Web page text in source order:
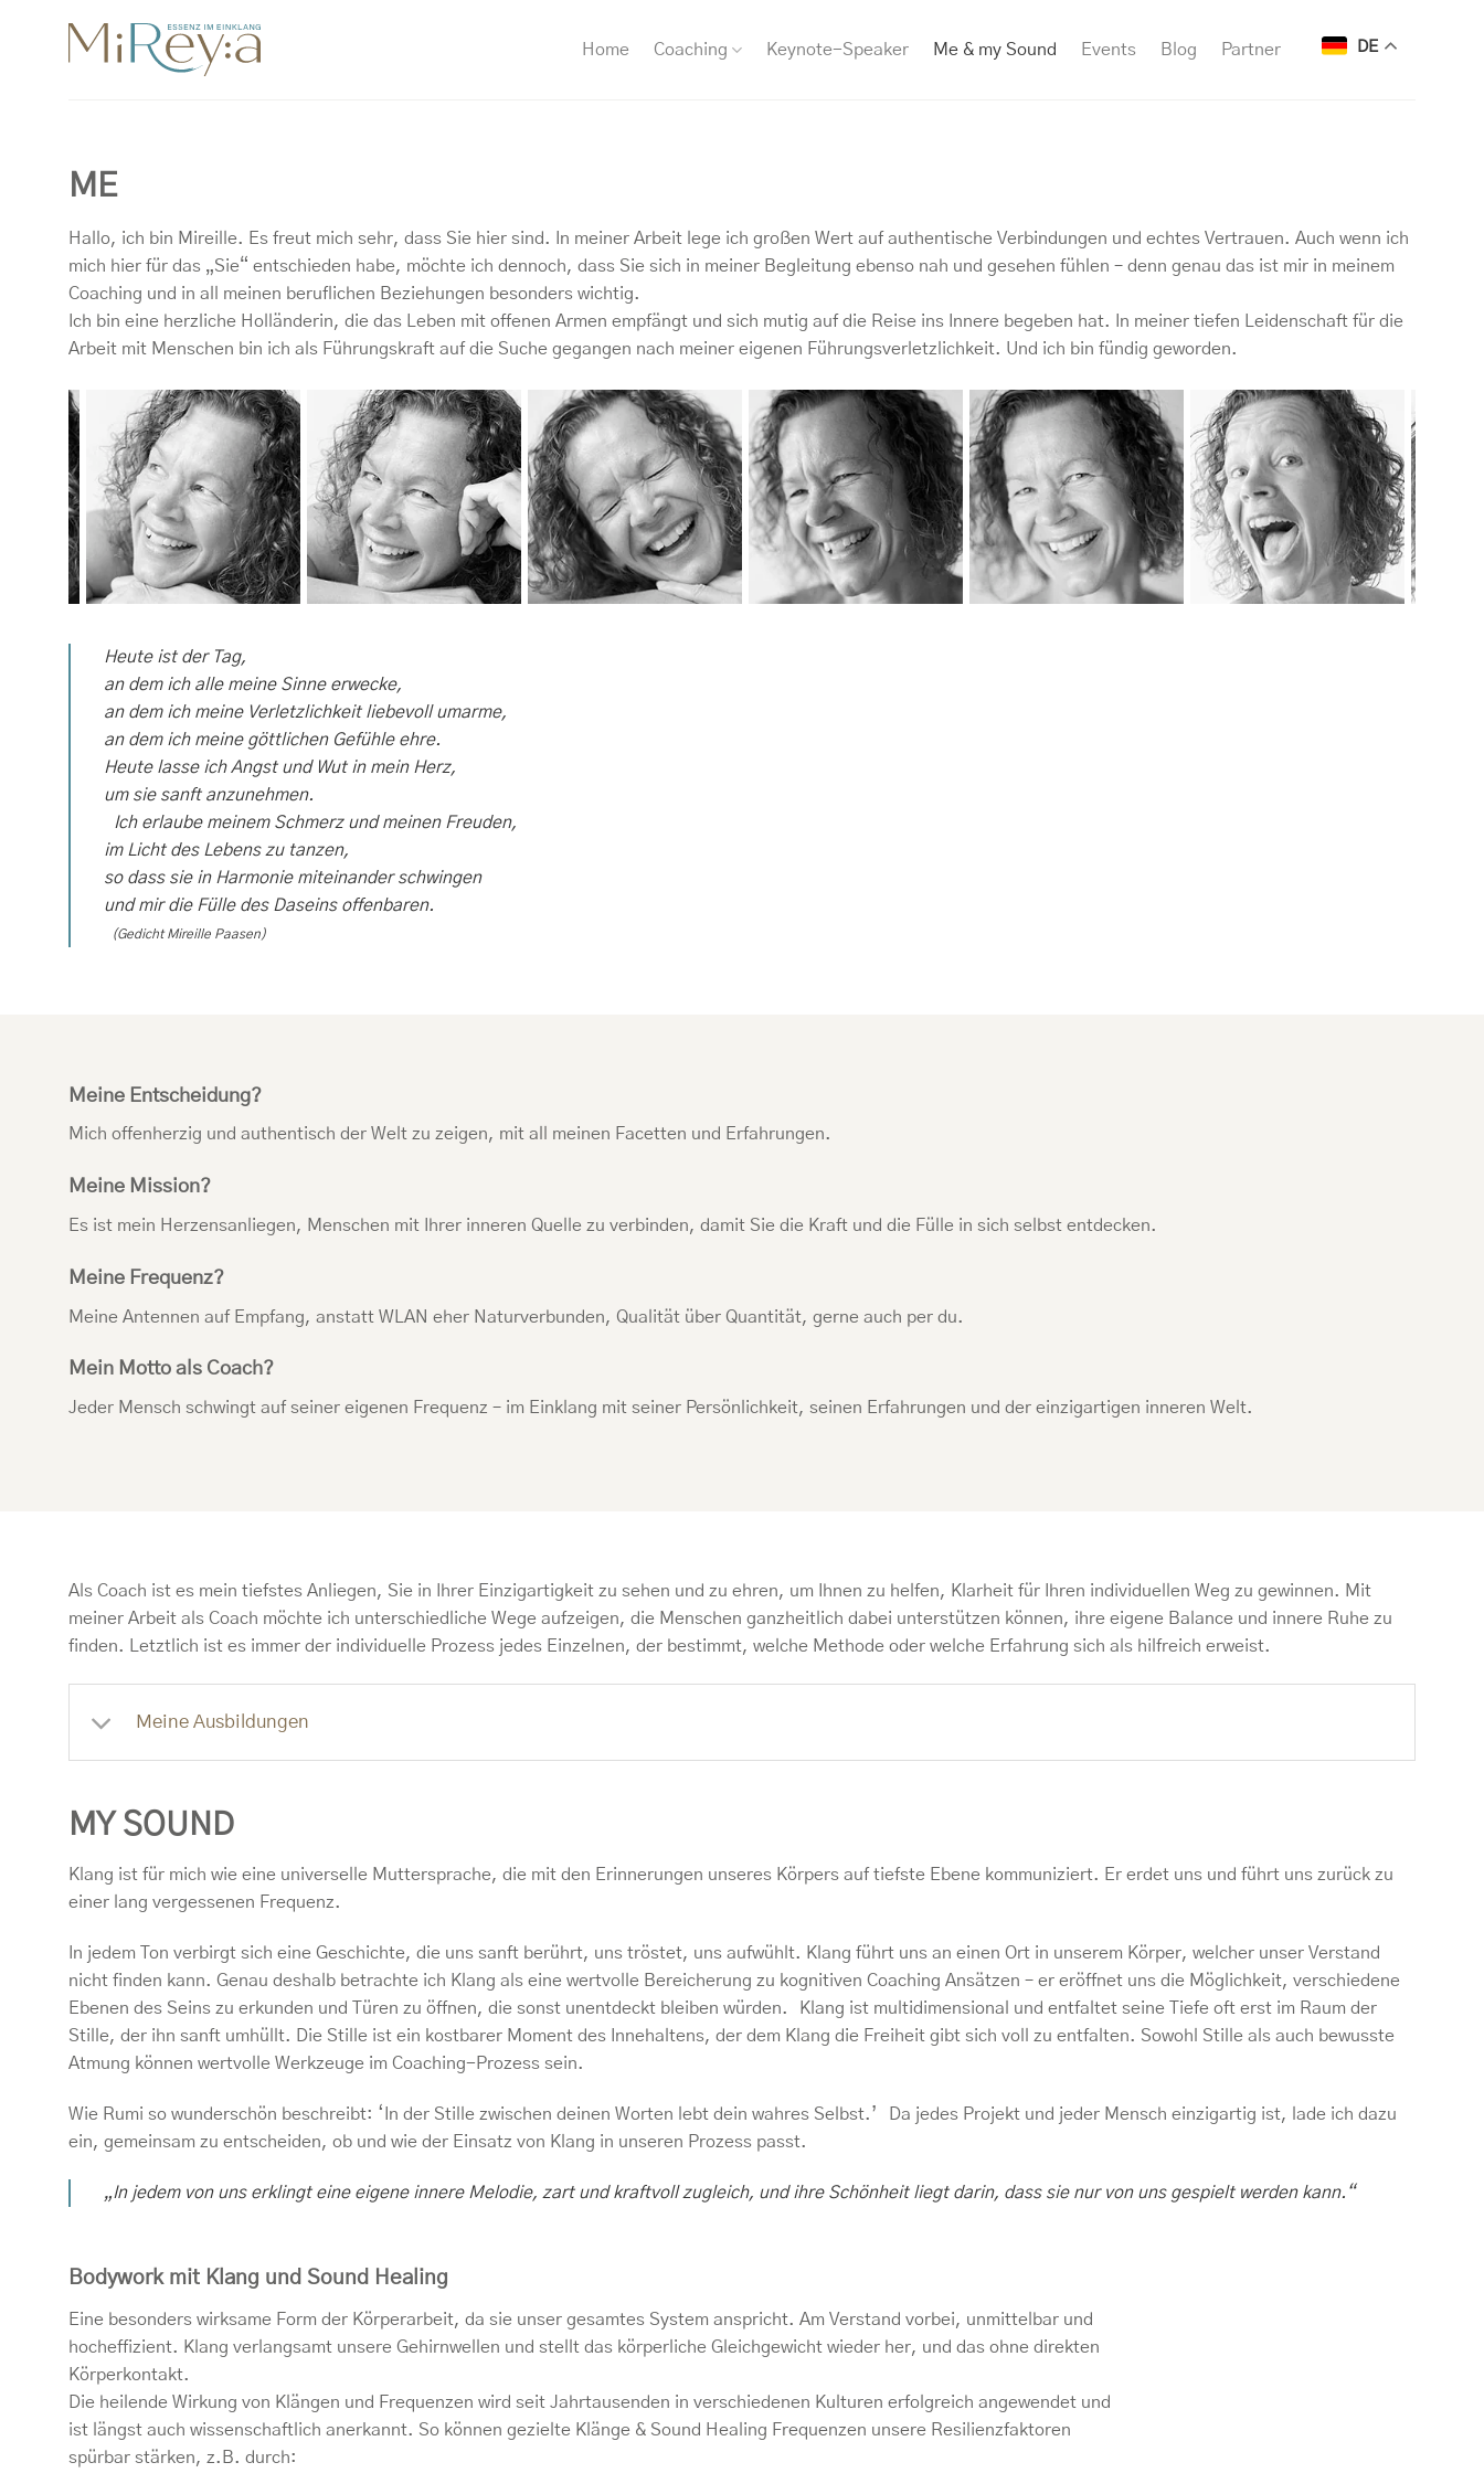
Home Coaching Keynote-Speaker Me & my Sound Events Blog Partner DE
ME
Hallo, ich bin Mireille. Es freut mich sehr, dass Sie hier sind. In meiner Arbeit lege ich großen Wert auf authentische Verbindungen und echtes Vertrauen. Auch wenn ich
mich hier für das „Sie“ entschieden habe, möchte ich dennoch, dass Sie sich in meiner Begleitung ebenso nah und gesehen fühlen – denn genau das ist mir in meinem
Coaching und in all meinen beruflichen Beziehungen besonders wichtig.
Ich bin eine herzliche Holländerin, die das Leben mit offenen Armen empfängt und sich mutig auf die Reise ins Innere begeben hat. In meiner tiefen Leidenschaft für die
Arbeit mit Menschen bin ich als Führungskraft auf die Suche gegangen nach meiner eigenen Führungsverletzlichkeit. Und ich bin fündig geworden.
Heute ist der Tag,
an dem ich alle meine Sinne erwecke,
an dem ich meine Verletzlichkeit liebevoll umarme,
an dem ich meine göttlichen Gefühle ehre.
Heute lasse ich Angst und Wut in mein Herz,
um sie sanft anzunehmen.
Ich erlaube meinem Schmerz und meinen Freuden,
im Licht des Lebens zu tanzen,
so dass sie in Harmonie miteinander schwingen
und mir die Fülle des Daseins offenbaren.
(Gedicht Mireille Paasen)
Meine Entscheidung?
Mich offenherzig und authentisch der Welt zu zeigen, mit all meinen Facetten und Erfahrungen.
Meine Mission?
Es ist mein Herzensanliegen, Menschen mit Ihrer inneren Quelle zu verbinden, damit Sie die Kraft und die Fülle in sich selbst entdecken.
Meine Frequenz?
Meine Antennen auf Empfang, anstatt WLAN eher Naturverbunden, Qualität über Quantität, gerne auch per du.
Mein Motto als Coach?
Jeder Mensch schwingt auf seiner eigenen Frequenz – im Einklang mit seiner Persönlichkeit, seinen Erfahrungen und der einzigartigen inneren Welt.
Als Coach ist es mein tiefstes Anliegen, Sie in Ihrer Einzigartigkeit zu sehen und zu ehren, um Ihnen zu helfen, Klarheit für Ihren individuellen Weg zu gewinnen. Mit
meiner Arbeit als Coach möchte ich unterschiedliche Wege aufzeigen, die Menschen ganzheitlich dabei unterstützen können, ihre eigene Balance und innere Ruhe zu
finden. Letztlich ist es immer der individuelle Prozess jedes Einzelnen, der bestimmt, welche Methode oder welche Erfahrung sich als hilfreich erweist.
Meine Ausbildungen
MY SOUND
Klang ist für mich wie eine universelle Muttersprache, die mit den Erinnerungen unseres Körpers auf tiefste Ebene kommuniziert. Er erdet uns und führt uns zurück zu
einer lang vergessenen Frequenz.
In jedem Ton verbirgt sich eine Geschichte, die uns sanft berührt, uns tröstet, uns aufwühlt. Klang führt uns an einen Ort in unserem Körper, welcher unser Verstand
nicht finden kann. Genau deshalb betrachte ich Klang als eine wertvolle Bereicherung zu kognitiven Coaching Ansätzen – er eröffnet uns die Möglichkeit, verschiedene
Ebenen des Seins zu erkunden und Türen zu öffnen, die sonst unentdeckt bleiben würden. Klang ist multidimensional und entfaltet seine Tiefe oft erst im Raum der
Stille, der ihn sanft umhüllt. Die Stille ist ein kostbarer Moment des Innehaltens, der dem Klang die Freiheit gibt sich voll zu entfalten. Sowohl Stille als auch bewusste
Atmung können wertvolle Werkzeuge im Coaching-Prozess sein.
Wie Rumi so wunderschön beschreibt: ‘In der Stille zwischen deinen Worten lebt dein wahres Selbst.’ Da jedes Projekt und jeder Mensch einzigartig ist, lade ich dazu
ein, gemeinsam zu entscheiden, ob und wie der Einsatz von Klang in unseren Prozess passt.
„In jedem von uns erklingt eine eigene innere Melodie, zart und kraftvoll zugleich, und ihre Schönheit liegt darin, dass sie nur von uns gespielt werden kann.“
Bodywork mit Klang und Sound Healing
Eine besonders wirksame Form der Körperarbeit, da sie unser gesamtes System anspricht. Am Verstand vorbei, unmittelbar und
hocheffizient. Klang verlangsamt unsere Gehirnwellen und stellt das körperliche Gleichgewicht wieder her, und das ohne direkten
Körperkontakt.
Die heilende Wirkung von Klängen und Frequenzen wird seit Jahrtausenden in verschiedenen Kulturen erfolgreich angewendet und
ist längst auch wissenschaftlich anerkannt. So können gezielte Klänge & Sound Healing Frequenzen unsere Resilienzfaktoren
spürbar stärken, z.B. durch: